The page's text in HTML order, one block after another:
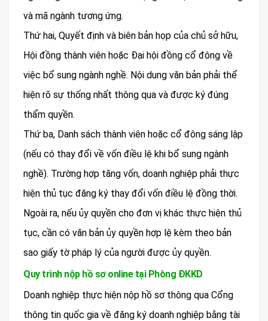
và mã ngành tương ứng.
Thứ hai, Quyết định và biên bản họp của chủ sở hữu,
Hội đồng thành viên hoặc Đại hội đồng cổ đông về
việc bổ sung ngành nghề. Nội dung văn bản phải thể
hiện rõ sự thống nhất thông qua và được ký đúng
thẩm quyền.
Thứ ba, Danh sách thành viên hoặc cổ đông sáng lập
(nếu có thay đổi về vốn điều lệ khi bổ sung ngành
nghề). Trường hợp tăng vốn, doanh nghiệp phải thực
hiện thủ tục đăng ký thay đổi vốn điều lệ đồng thời.
Ngoài ra, nếu ủy quyền cho đơn vị khác thực hiện thủ
tục, cần có văn bản ủy quyền hợp lệ kèm theo bản
sao giấy tờ pháp lý của người được ủy quyền.
Quy trình nộp hồ sơ online tại Phòng ĐKKD
Doanh nghiệp thực hiện nộp hồ sơ thông qua Cổng
thông tin quốc gia về đăng ký doanh nghiệp bằng tài